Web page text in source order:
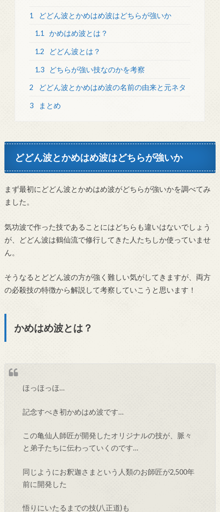
1 どどん波とかめはめ波はどちらが強いか
1.1 かめはめ波とは？
1.2 どどん波とは？
1.3 どちらが強い技なのかを考察
2 どどん波とかめはめ波の名前の由来と元ネタ
3 まとめ
どどん波とかめはめ波はどちらが強いか
まず最初にどどん波とかめはめ波がどちらが強いかを調べてみ
ました。
気功波で作った技であることにはどちらも違いはないでしょう
が、どどん波は鶴仙流で修行してきた人たちしか使っていませ
ん。
そうなるとどどん波の方が強く難しい気がしてきますが、両方
の必殺技の特徴から解説して考察していこうと思います！
かめはめ波とは？
ほっほっほ…
記念すべき初かめはめ波です…
この亀仙人師匠が開発したオリジナルの技が、脈々
と弟子たちに伝わっていくのです…
同じようにお釈迦さまという人類のお師匠が2,500年
前に開発した
悟りにいたるまでの技(八正道)も